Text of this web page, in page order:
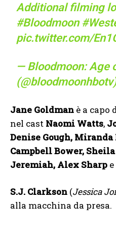
Additional filming
#Bloodmoon
pic.twitter.com/
— Bloodmoon: Age
Jane Goldman è a capo
nel cast Naomi Watts,
Denise Gough,
Campbell Bower,
Jeremiah, Alex Sharp e
S.J. Clarkson (Jessica
alla macchina da presa.